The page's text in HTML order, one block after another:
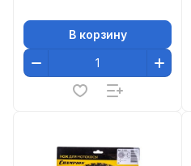
В корзину